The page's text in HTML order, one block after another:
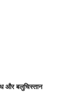
और बलुचिस्तान